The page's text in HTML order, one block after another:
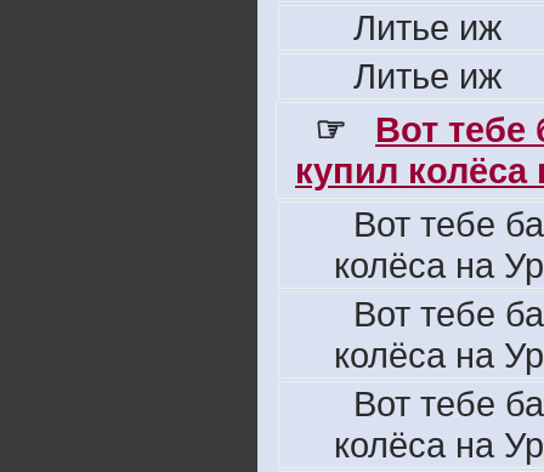
Литье иж
Литье иж
☞
Вот
купил колёса
Вот тебе
колёса на
Вот тебе
колёса на
Вот тебе
колёса на